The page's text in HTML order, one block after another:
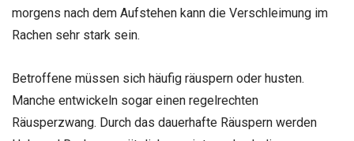
morgens nach dem Aufstehen kann die Verschleimung im
Rachen sehr stark sein.
Betroffene müssen sich häufig räuspern oder husten.
Manche entwickeln sogar einen regelrechten
Räusperzwang. Durch das dauerhafte Räuspern werden